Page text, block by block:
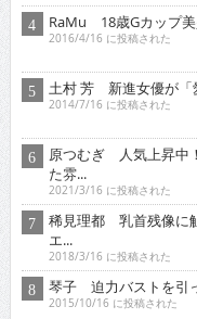
RaMu 18歳Gカップ美
2016/4/16 に投稿された
土村 芳 新進女優が「
2014/7/16 に投稿された
原つむぎ 人気上昇中
た雰...
2021/3/16 に投稿された
稀見理都 乳首残像に
エ...
2018/3/16 に投稿された
琴子 迫力バストを引
2015/10/16 に投稿された